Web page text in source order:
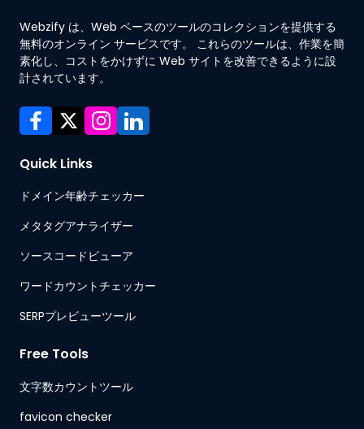
Webzify は、Web ベースのツールのコレクションを提供する
無料のオンライン サービスです。 これらのツールは、作業を簡
素化し、コストをかけずに Web サイトを改善できるように設
計されています。
Quick Links
ドメイン年齢チェッカー
メタタグアナライザー
ソースコードビューア
ワードカウントチェッカー
SERPプレビューツール
Free Tools
文字数カウントツール
favicon checker